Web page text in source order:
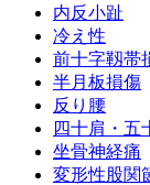
内反小趾
冷え性
前十字靱帯
半月板損傷
反り腰
四十肩・五
坐骨神経痛
変形性股関